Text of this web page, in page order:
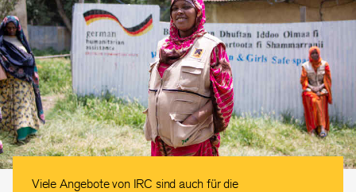
Viele Angebote von IRC sind auch für die